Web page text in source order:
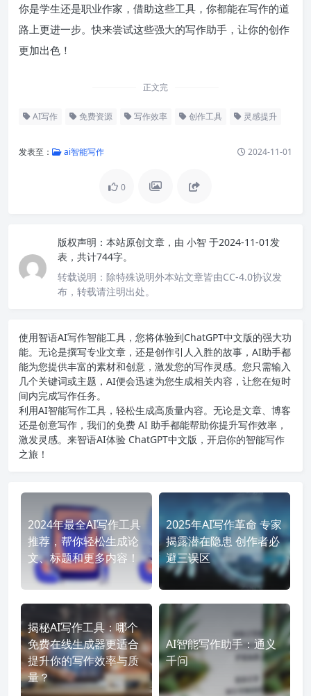
你是学生还是职业作家，借助这些工具，你都能在写作的道
路上更进一步。快来尝试这些强大的写作助手，让你的创作
更加出色！
正文完
AI写作 免费资源 写作效率 创作工具 灵感提升
发表至： ai智能写作 2024-11-01
0
版权声明： 本站原创文章，由 小智 于2024-11-01发
表，共计744字。
转载说明： 除特殊说明外本站文章皆由CC-4.0协议发
布，转载请注明出处。
使用智语AI写作智能工具，您将体验到ChatGPT中文版的强大功
能。无论是撰写专业文章，还是创作引人入胜的故事，AI助手都
能为您提供丰富的素材和创意，激发您的写作灵感。您只需输入
几个关键词或主题，AI便会迅速为您生成相关内容，让您在短时
间内完成写作任务。
利用AI智能写作工具，轻松生成高质量内容。无论是文章、博客
还是创意写作，我们的免费 AI 助手都能帮助你提升写作效率，
激发灵感。来智语AI体验 ChatGPT中文版 ，开启你的智能写作
之旅！
2024年最全AI写作工具
推荐，帮你轻松生成论
文、标题和更多内容！
2025年AI写作革命 专家
揭露潜在隐患 创作者必
避三误区
揭秘AI写作工具：哪个
免费在线生成器更适合
提升你的写作效率与质
量？
AI智能写作助手：通义
千问